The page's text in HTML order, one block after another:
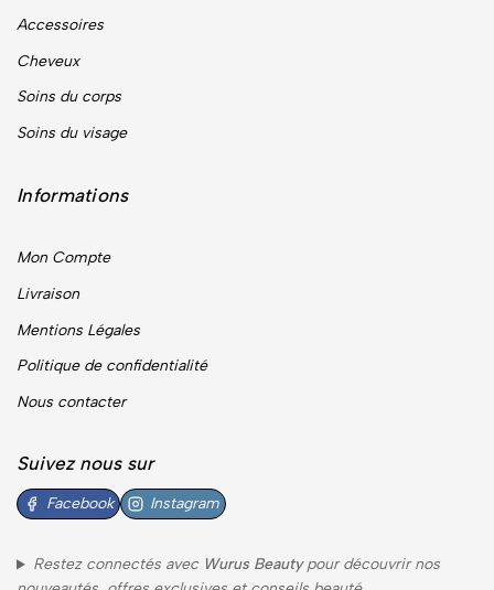
Accessoires
Cheveux
Soins du corps
Soins du visage
Informations
Mon Compte
Livraison
Mentions Légales
Politique de confidentialité
Nous contacter
Suivez nous sur
Facebook Instagram
Restez connectés avec Wurus Beautypour découvrir nos